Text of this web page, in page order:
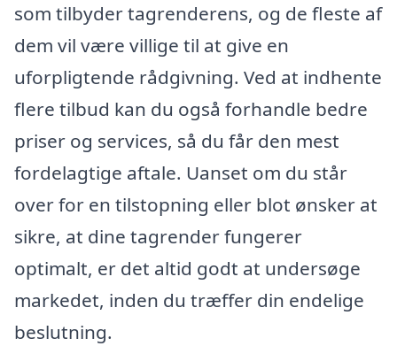
som tilbyder tagrenderens, og de fleste af
dem vil være villige til at give en
uforpligtende rådgivning. Ved at indhente
flere tilbud kan du også forhandle bedre
priser og services, så du får den mest
fordelagtige aftale. Uanset om du står
over for en tilstopning eller blot ønsker at
sikre, at dine tagrender fungerer
optimalt, er det altid godt at undersøge
markedet, inden du træffer din endelige
beslutning.